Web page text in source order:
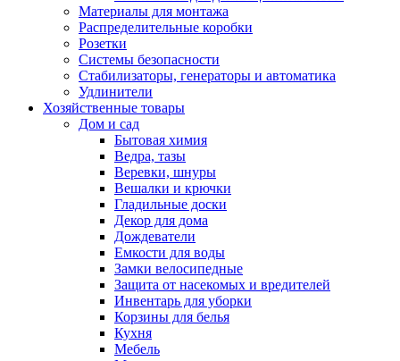
Материалы для монтажа
Распределительные коробки
Розетки
Системы безопасности
Стабилизаторы, генераторы и автоматика
Удлинители
Хозяйственные товары
Дом и сад
Бытовая химия
Ведра, тазы
Веревки, шнуры
Вешалки и крючки
Гладильные доски
Декор для дома
Дождеватели
Емкости для воды
Замки велосипедные
Защита от насекомых и вредителей
Инвентарь для уборки
Корзины для белья
Кухня
Мебель